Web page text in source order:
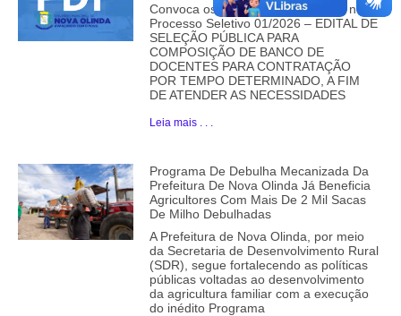
Convoca os candidatos aprovados no
Processo Seletivo 01/2026 – EDITAL DE
SELEÇÃO PÚBLICA PARA
COMPOSIÇÃO DE BANCO DE
DOCENTES PARA CONTRATAÇÃO
POR TEMPO DETERMINADO, A FIM
DE ATENDER AS NECESSIDADES
Leia mais . . .
Programa De Debulha Mecanizada Da
Prefeitura De Nova Olinda Já Beneficia
Agricultores Com Mais De 2 Mil Sacas
De Milho Debulhadas
A Prefeitura de Nova Olinda, por meio
da Secretaria de Desenvolvimento Rural
(SDR), segue fortalecendo as políticas
públicas voltadas ao desenvolvimento
da agricultura familiar com a execução
do inédito Programa